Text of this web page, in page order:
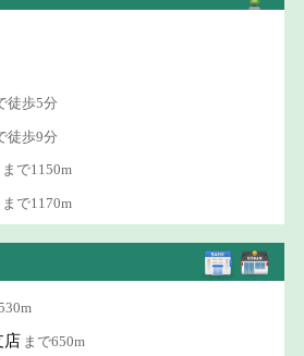
徒歩5分
徒歩9分
まで1150m
まで1170m
店 まで650m